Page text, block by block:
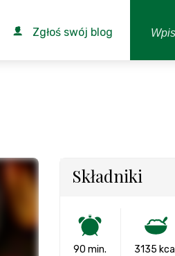
Zgłoś swój blog
Składniki
90 min. 3135 kcal